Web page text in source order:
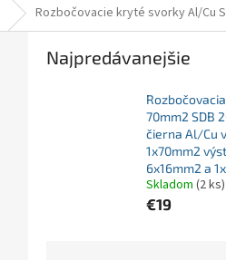
Rozbočovacie kryté svorky Al/Cu
Najpredávanejšie
70mm2 SDB
čierna Al/Cu
1x70mm2
6x16mm2 a
Skladom (2 ks)
€19